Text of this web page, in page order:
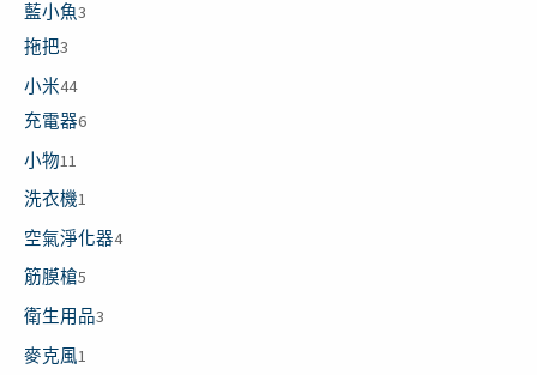
藍小魚3
拖把3
小米44
充電器6
小物11
洗衣機1
空氣淨化器4
筋膜槍5
衛生用品3
麥克風1